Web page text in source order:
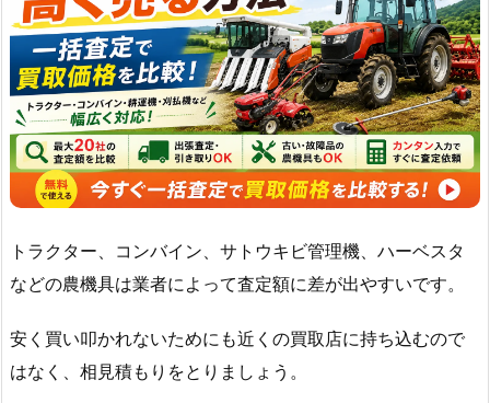
トラクター、コンバイン、サトウキビ管理機、ハーベスタ
などの農機具は業者によって査定額に差が出やすいです。
安く買い叩かれないためにも近くの買取店に持ち込むので
はなく、相見積もりをとりましょう。